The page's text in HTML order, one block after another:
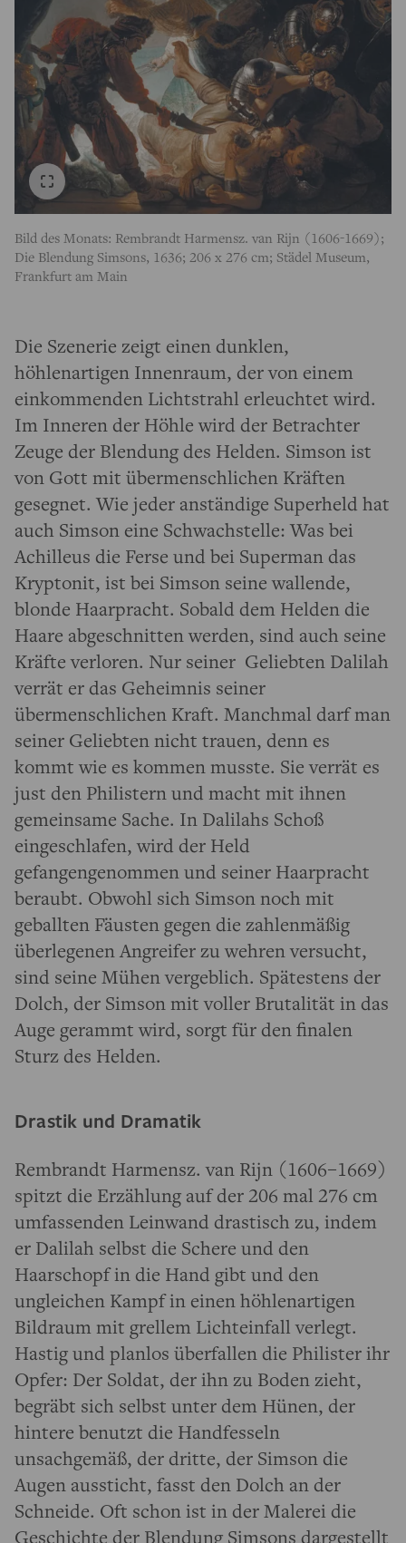
Bild des Monats: Rembrandt Harmensz. van Rijn (1606-1669);
Die Blendung Simsons, 1636; 206 x 276 cm; Städel Museum,
Frankfurt am Main
Die Szenerie zeigt einen dunklen,
höhlenartigen Innenraum, der von einem
einkommenden Lichtstrahl erleuchtet wird.
Im Inneren der Höhle wird der Betrachter
Zeuge der Blendung des Helden. Simson ist
von Gott mit übermenschlichen Kräften
gesegnet. Wie jeder anständige Superheld hat
auch Simson eine Schwachstelle: Was bei
Achilleus die Ferse und bei Superman das
Kryptonit, ist bei Simson seine wallende,
blonde Haarpracht. Sobald dem Helden die
Haare abgeschnitten werden, sind auch seine
Kräfte verloren. Nur seiner Geliebten Dalilah
verrät er das Geheimnis seiner
übermenschlichen Kraft. Manchmal darf man
seiner Geliebten nicht trauen, denn es
kommt wie es kommen musste. Sie verrät es
just den Philistern und macht mit ihnen
gemeinsame Sache. In Dalilahs Schoß
eingeschlafen, wird der Held
gefangengenommen und seiner Haarpracht
beraubt. Obwohl sich Simson noch mit
geballten Fäusten gegen die zahlenmäßig
überlegenen Angreifer zu wehren versucht,
sind seine Mühen vergeblich. Spätestens der
Dolch, der Simson mit voller Brutalität in das
Auge gerammt wird, sorgt für den finalen
Sturz des Helden.
Drastik und Dramatik
Rembrandt Harmensz. van Rijn (1606–1669)
spitzt die Erzählung auf der 206 mal 276 cm
umfassenden Leinwand drastisch zu, indem
er Dalilah selbst die Schere und den
Haarschopf in die Hand gibt und den
ungleichen Kampf in einen höhlenartigen
Bildraum mit grellem Lichteinfall verlegt.
Hastig und planlos überfallen die Philister ihr
Opfer: Der Soldat, der ihn zu Boden zieht,
begräbt sich selbst unter dem Hünen, der
hintere benutzt die Handfesseln
unsachgemäß, der dritte, der Simson die
Augen aussticht, fasst den Dolch an der
Schneide. Oft schon ist in der Malerei die
Geschichte der Blendung Simsons dargestellt